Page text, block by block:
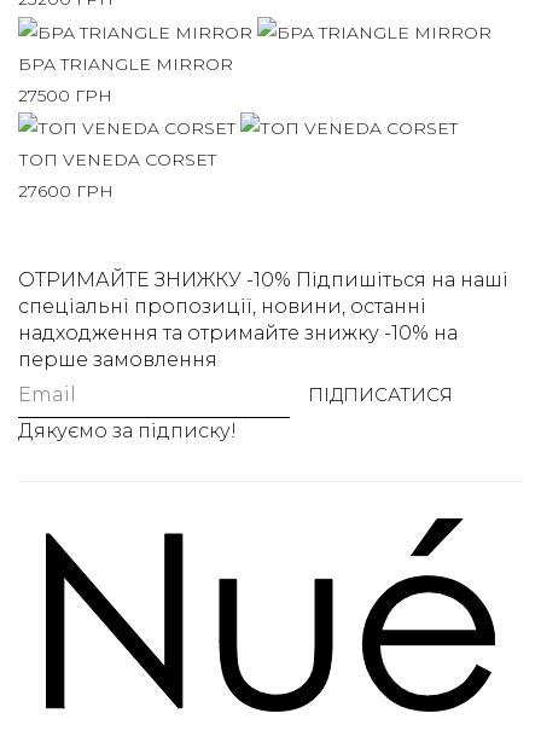
БРА TRIANGLE MIRROR
27500 ГРН
ТОП VENEDA CORSET
27600 ГРН
ОТРИМАЙТЕ ЗНИЖКУ -10% Підпишіться на наші
спеціальні пропозиції, новини, останні
надходження та отримайте знижку -10% на
перше замовлення
ПІДПИСАТИСЯ
Дякуємо за підписку!